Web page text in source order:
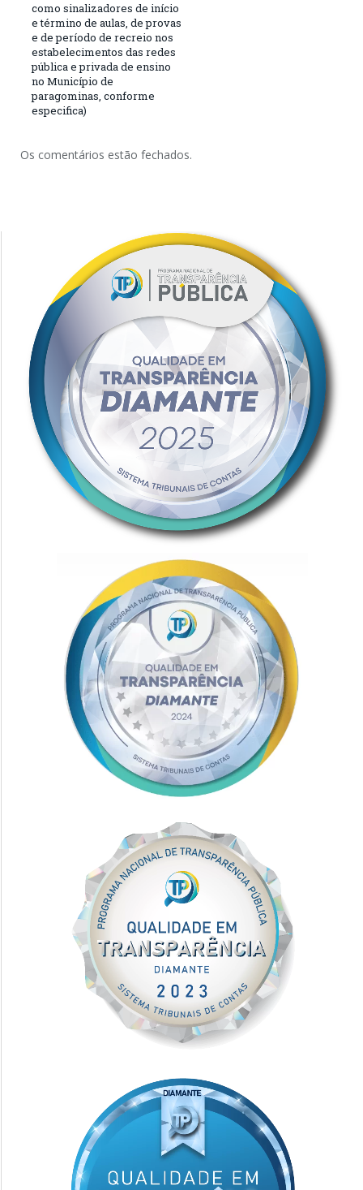
como sinalizadores de início
e término de aulas, de provas
e de período de recreio nos
estabelecimentos das redes
pública e privada de ensino
no Município de
paragominas, conforme
especifica)
Os comentários estão fechados.